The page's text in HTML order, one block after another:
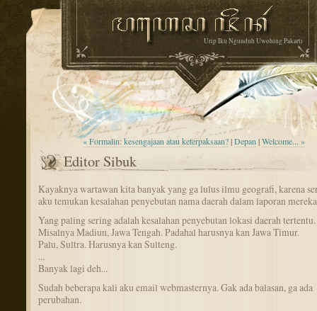
Urip Iku Ngunduh Uwohing Pakarti
« Formalin: kesengajaan atau keterpaksaan?|Depan |Welcome... »
Editor Sibuk
Kayaknya wartawan kita banyak yang ga lulus ilmu geografi, karena
aku temukan kesalahan penyebutan nama daerah dalam laporan
Yang paling sering adalah kesalahan penyebutan lokasi daerah tertentu.
Misalnya Madiun, Jawa Tengah. Padahal harusnya kan Jawa Timur.
Palu, Sultra. Harusnya kan Sulteng.
...
Banyak lagi deh...
Sudah beberapa kali aku email webmasternya. Gak ada balasan, ga ada
perubahan.